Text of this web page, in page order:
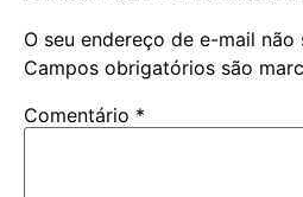
O seu endereço de e-mail não
Campos obrigatórios são
Comentário *